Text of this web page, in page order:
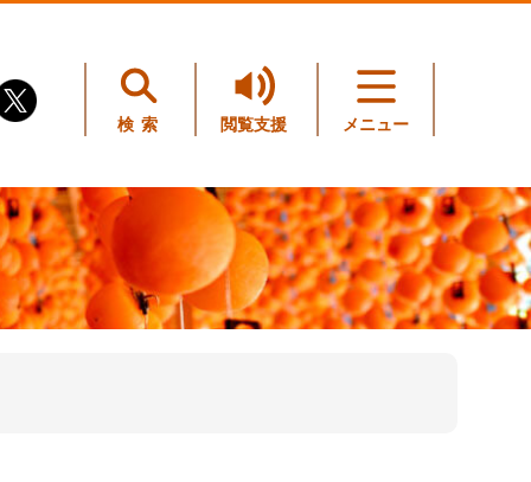
検索 閲覧支援 メニュー